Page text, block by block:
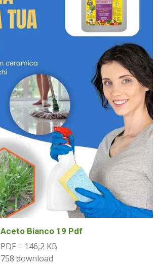
Aceto Bianco 19 Pdf
PDF – 146,2 KB
758 download